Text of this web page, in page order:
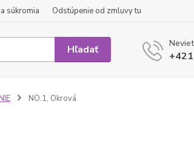
súkromia Odstúpenie od zmluvy tu
Hľadať
NO.1, Okrová